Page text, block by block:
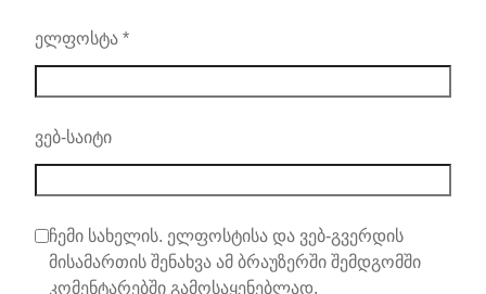
ელფოსტა *
ვებ-საიტი
ჩემი სახელის. ელფოსტისა და ვებ-გვერდის
მისამართის შენახვა ამ ბრაუზერში შემდგომში
კომენტარებში გამოსაყენებლად.